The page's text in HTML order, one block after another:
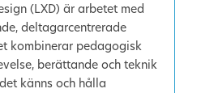
(LXD) är arbetet med
deltagarcentrerade
kombinerar pedagogisk
berättande och teknik
känns och hålla